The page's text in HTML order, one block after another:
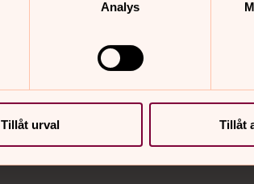
Analys
Tillåt urval Tillåt